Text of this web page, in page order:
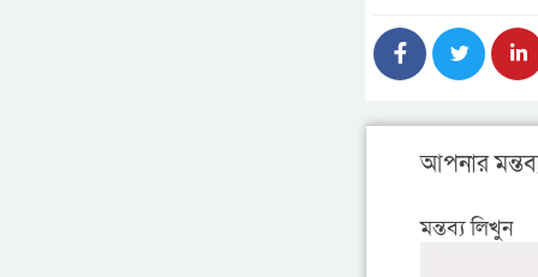
আপনার
মন্তব্য লিখুন